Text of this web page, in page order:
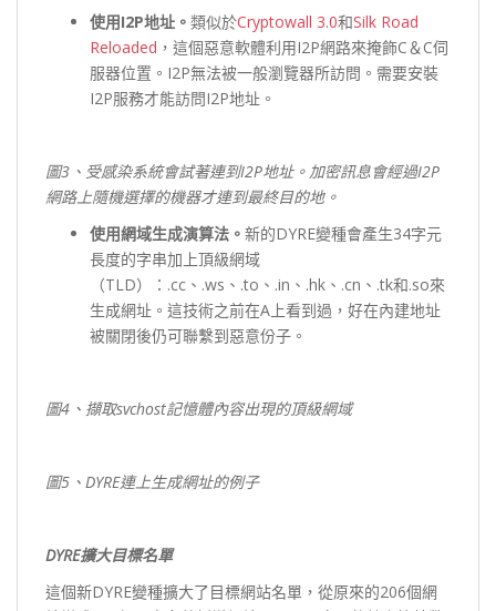
使用I2P地址。 類似於Cryptowall 3.0和Silk Road
Reloaded ，這個惡意軟體利用I2P網路來掩飾C＆C伺
服器位置。I2P無法被一般瀏覽器所訪問。需要安裝
I2P服務才能訪問I2P地址。
圖3 、受感染系統會試著連到I2P地址。加密訊息會經過I2P
網路上隨機選擇的機器才連到最終目的地。
使用網域生成演算法。 新的DYRE變種會產生34字元
長度的字串加上頂級網域
（TLD）：.cc、.ws、.to、.in、.hk、.cn、.tk和.so來
生成網址。這技術之前在A上看到過，好在內建地址
被關閉後仍可聯繫到惡意份子。
圖4 、擷取svchost記憶體內容出現的頂級網域
圖5 、DYRE連上生成網址的例子
DYRE擴大目標名單
這個新DYRE變種擴大了目標網站名單，從原來的206個網